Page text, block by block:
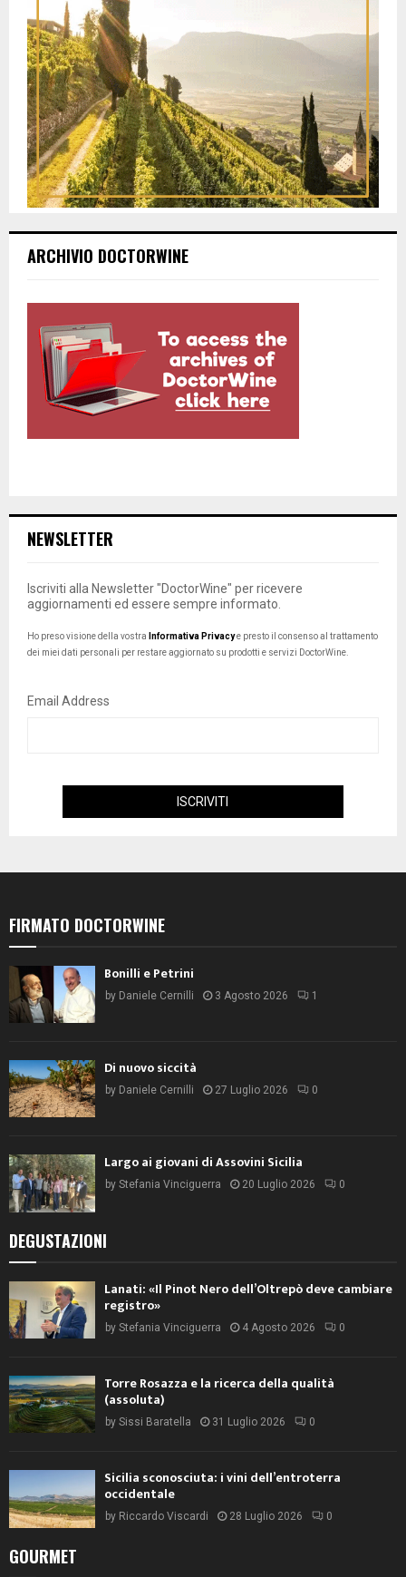
ARCHIVIO DOCTORWINE
NEWSLETTER
Iscriviti alla Newsletter "DoctorWine" per ricevere
aggiornamenti ed essere sempre informato.
Ho preso visione della vostra Informativa Privacye presto il consenso al trattamento
dei miei dati personali per restare aggiornato su prodotti e servizi DoctorWine.
Email Address
FIRMATO DOCTORWINE
Bonilli e Petrini
by Daniele Cernilli 3 Agosto 2026 1
Di nuovo siccità
by Daniele Cernilli 27 Luglio 2026 0
Largo ai giovani di Assovini Sicilia
by Stefania Vinciguerra 20 Luglio 2026 0
DEGUSTAZIONI
Lanati: «Il Pinot Nero dell’Oltrepò deve cambiare
registro»
by Stefania Vinciguerra 4 Agosto 2026 0
Torre Rosazza e la ricerca della qualità
(assoluta)
by Sissi Baratella 31 Luglio 2026 0
Sicilia sconosciuta: i vini dell’entroterra
occidentale
by Riccardo Viscardi 28 Luglio 2026 0
GOURMET